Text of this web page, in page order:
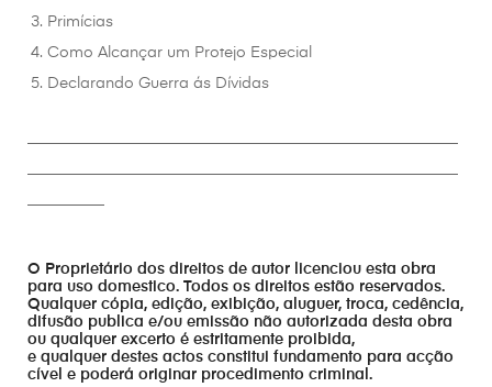
Primícias
Como Alcançar um Protejo Especial
Declarando Guerra ás Dívidas
O Proprietário dos direitos de autor licenciou esta obra
para uso domestico. Todos os direitos estão reservados.
Qualquer cópia, edição, exibição, aluguer, troca, cedência,
difusão publica e/ou emissão não autorizada desta obra
ou qualquer excerto é estritamente proibida,
e qualquer destes actos constitui fundamento para acção
cível e poderá originar procedimento criminal.